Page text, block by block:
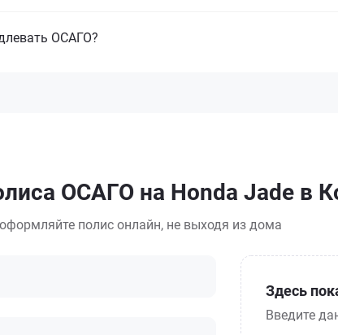
ОСАГО?
ОСАГО на Honda Jade в
полис онлайн, не выходя из дома
Здесь
Введите